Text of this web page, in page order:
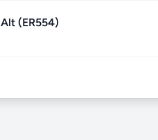
Alt (ER554)